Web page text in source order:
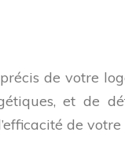
de votre
et de
de